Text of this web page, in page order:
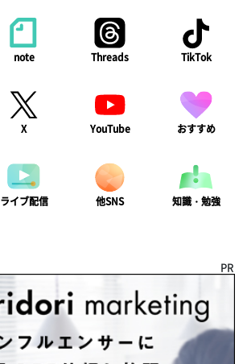
note Threads TikTok
X YouTube おすすめ
ライブ配信 他SNS 知識・勉強
PR